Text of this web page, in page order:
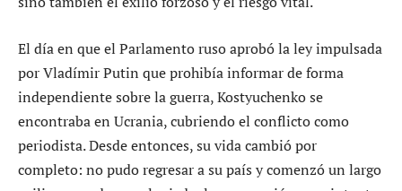
El día en que el Parlamento ruso aprobó la ley impulsada
por Vladímir Putin que prohibía informar de forma
independiente sobre la guerra, Kostyuchenko se
encontraba en Ucrania, cubriendo el conflicto como
periodista. Desde entonces, su vida cambió por
completo: no pudo regresar a su país y comenzó un largo